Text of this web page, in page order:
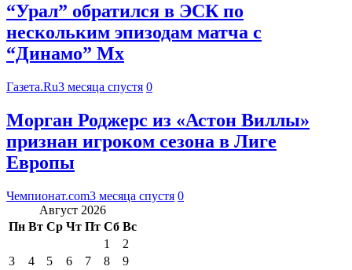
“Урал” обратился в ЭСК по
нескольким эпизодам матча с
“Динамо” Мх
Газета.Ru3 месяца спустя 0
Морган Роджерс из «Астон Виллы»
признан игроком сезона в Лиге
Европы
Чемпионат.com3 месяца спустя 0
Август 2026
Пн Вт Ср Чт Пт Сб Вс
1
2
3
4 5 6 7 8
9